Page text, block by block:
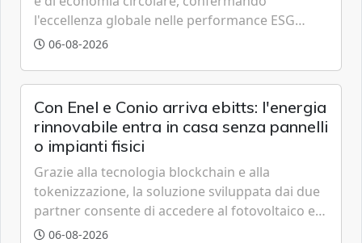
l'eccellenza globale nelle performance ESG
grazie a innovazione, accessibilità e governance
06-08-2026
Con Enel e Conio arriva ebitts: l'energia
rinnovabile entra in casa senza pannelli
o impianti fisici
Grazie alla tecnologia blockchain e alla
tokenizzazione, la soluzione sviluppata dai due
partner consente di accedere al fotovoltaico e
all'eolico ottenendo risparmi diretti in bolletta,
06-08-2026